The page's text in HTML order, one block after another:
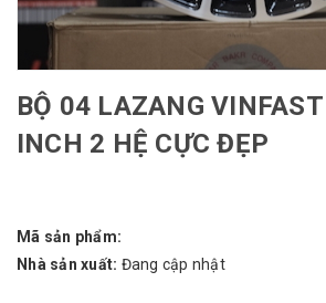
BỘ 04 LAZANG
INCH 2 HỆ CỰC ĐẸP
Mã sản phẩm:
Nhà sản xuất: Đang cập nhật